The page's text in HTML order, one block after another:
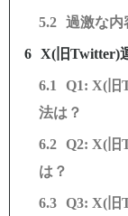
過激な内
X(旧Twitter)
Q1: X(旧
法は？
Q2: X(旧
は？
Q3: X(旧